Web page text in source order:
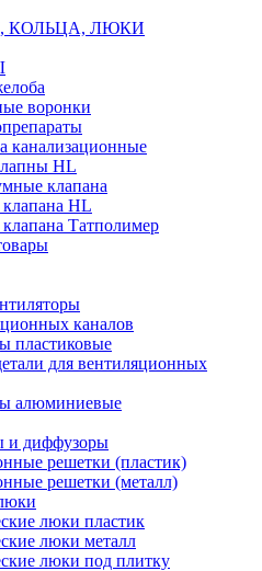
КОЛЬЦА, ЛЮКИ
воронки
канализационные
HL
клапана
HL
Татполимер
каналов
пластиковые
для вентиляционных
алюминиевые
и диффузоры
решетки (пластик)
решетки (металл)
люки пластик
люки металл
люки под плитку